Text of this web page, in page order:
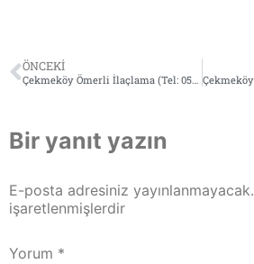
ÖNCEKI
Çekmeköy Ömerli İlaçlama (Tel: 0532 564 18 95)
Bir yanıt yazın
E-posta adresiniz yayınlanmayacak.
işaretlenmişlerdir
Yorum *